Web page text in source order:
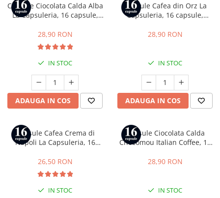
Capsule Ciocolata Calda Alba
La Capsuleria, 16 capsule,
28,90 RON
IN STOC
ADAUGA IN COS
Capsule Cafea din Orz La
Capsuleria, 16 capsule,
28,90 RON
IN STOC
ADAUGA IN COS
Capsule Cafea Crema di
Napoli La Capsuleria, 16
Gusto
26,50 RON
IN STOC
Capsule Ciocolata Calda
Chocomou Italian Coffee, 16
Gusto
28,90 RON
IN STOC